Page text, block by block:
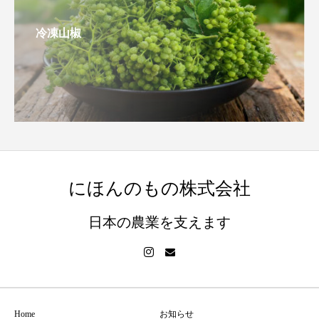
冷凍山椒
にほんのもの株式会社
日本の農業を支えます
Home お知らせ